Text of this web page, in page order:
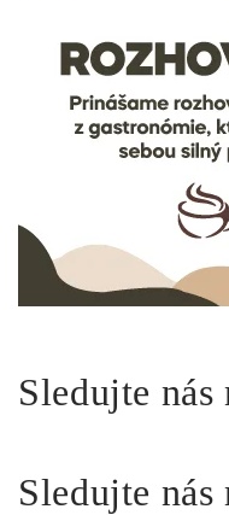
Sledujte nás
Sledujte nás